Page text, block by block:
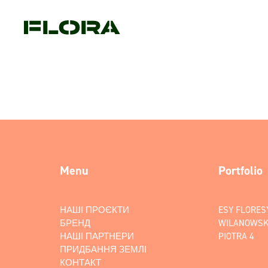
Menu
НАШІ ПРОЄКТИ
БРЕНД
НАШІ ПАРТНЕРИ
ПРИДБАННЯ ЗЕМЛІ
КОНТАКТ
Portfolio
ESY
PIOTRA 4